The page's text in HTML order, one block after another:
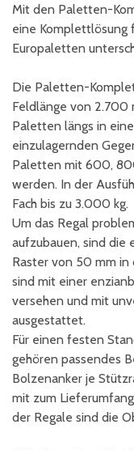
Mit den Paletten-
eine Komplettlösung
Europaletten
Die Paletten-
Feldlänge von 2.700
Paletten längs in
einzulagernden
Paletten mit 600,
werden. In der
Fach bis zu 3.000 kg.
Um das Regal
aufzubauen, sind die
Raster von 50 mm in
sind mit einer
versehen und mit
ausgestattet.
Für einen festen
gehören passendes
Bolzenanker je
mit zum
der Regale sind die